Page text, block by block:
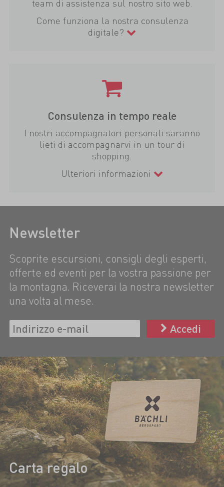
team di assistenza sul nostro sito web.
Come funziona la nostra consulenza
digitale?
Consulenza in tempo reale
I nostri accompagnatori personali saranno
lieti di accompagnarvi in un tour di
shopping.
Ulteriori informazioni
Newsletter
Scoprite escursioni, consigli degli esperti,
offerte ed eventi per la vostra passione per
la montagna. Riceverai la nostra newsletter
una volta al mese.
Accedi
Carta regalo